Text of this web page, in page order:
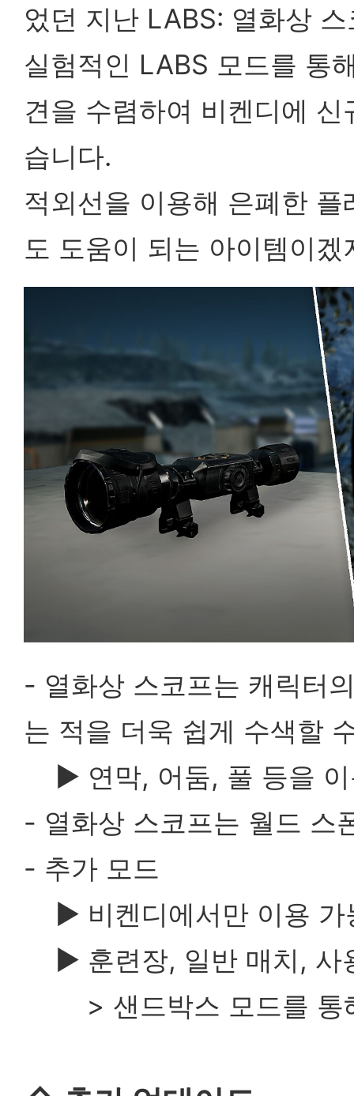
었던 지난 LABS: 열화상
실험적인 LABS 모드를 통
견을 수렴하여 비켄디에
습니다.
적외선을 이용해 은폐한
도 도움이 되는 아이템이겠
- 열화상 스코프는 캐릭터
는 적을 더욱 쉽게 수색할
▶ 연막, 어둠, 풀 등을
- 열화상 스코프는 월드 스
- 추가 모드
▶ 비켄디에서만 이용
▶ 훈련장, 일반 매치, 사
> 샌드박스 모드를 통